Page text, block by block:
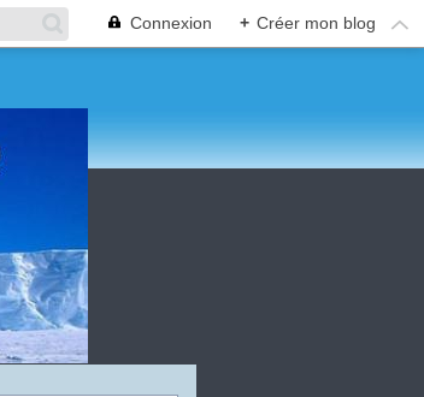
Connexion + Créer mon blog